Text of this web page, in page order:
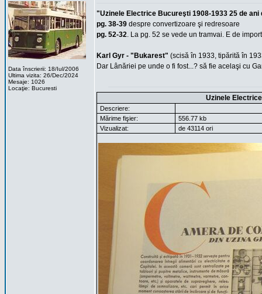
Data înscrierii: 18/Iul/2006
Ultima vizita: 26/Dec/2024
Mesaje: 1026
Locaţie: Bucuresti
"Uzinele Electrice Bucureşti 1908-1933 25 de
pg. 38-39 despre convertizoare şi redresoare
pg. 52-32. La pg. 52 se vede un tramvai. E de
Karl Gyr - "Bukarest" (scisă în 1933, tipărită în
Dar Lânăriei pe unde o fi fost...? să fie acelaşi cu
Uzinele
Descriere:
Mărime fişier:
556.77 kb
Vizualizat:
de 43114 ori